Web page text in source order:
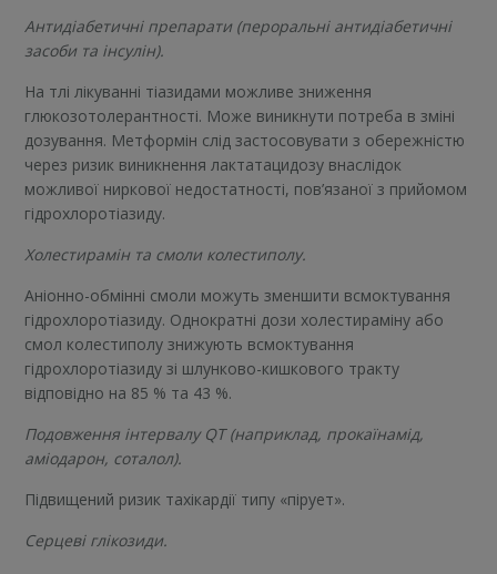
Антидіабетичні препарати (пероральні антидіабетичні
засоби та інсулін).
На тлі лікуванні тіазидами можливе зниження
глюкозотолерантності. Може виникнути потреба в зміні
дозування. Метформін слід застосовувати з обережністю
через ризик виникнення лактатацидозу внаслідок
можливої ниркової недостатності, пов’язаної з прийомом
гідрохлоротіазиду.
Холестирамін та смоли колестиполу.
Аніонно-обмінні смоли можуть зменшити всмоктування
гідрохлоротіазиду. Однократні дози холестираміну або
смол колестиполу знижують всмоктування
гідрохлоротіазиду зі шлунково-кишкового тракту
відповідно на 85 % та 43 %.
Подовження інтервалу QT (наприклад, прокаїнамід,
аміодарон, соталол).
Підвищений ризик тахікардії типу «пірует».
Серцеві глікозиди.